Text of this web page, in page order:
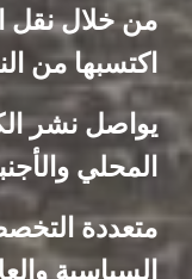
من خلال نقل
اكتسبها من
يواصل نشر
المحلي
متعددة
السياسية